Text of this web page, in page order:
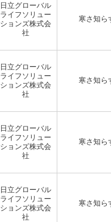
日立グローバル
ライフソリュー
ションズ株式会
社
寒さ知ら
日立グローバル
ライフソリュー
ションズ株式会
社
寒さ知ら
日立グローバル
ライフソリュー
ションズ株式会
社
寒さ知ら
日立グローバル
ライフソリュー
ションズ株式会
社
寒さ知ら